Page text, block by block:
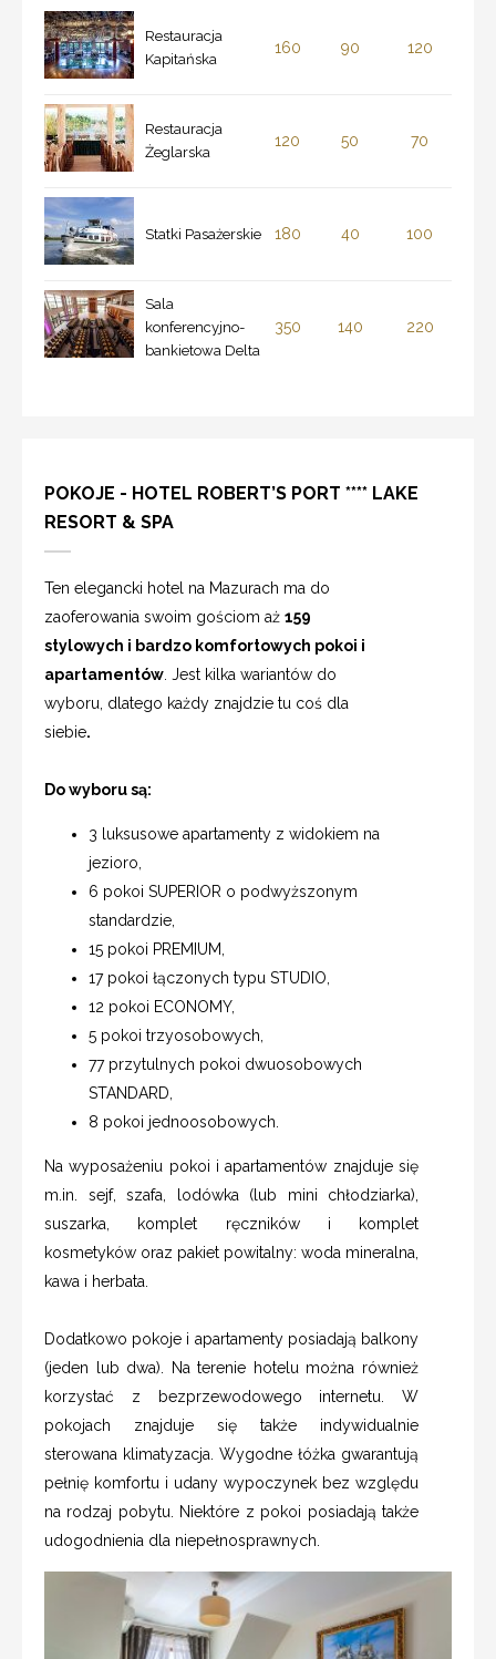
Restauracja
Kapitańska
160 90 120
Restauracja
Żeglarska
120 50 70
Statki Pasażerskie 180 40 100
Sala
konferencyjno-
bankietowa Delta
350 140 220
POKOJE - HOTEL ROBERT’S PORT **** LAKE
RESORT & SPA
Ten elegancki hotel na Mazurach ma do
zaoferowania swoim gościom aż 159
stylowych i bardzo komfortowych pokoi i
apartamentów . Jest kilka wariantów do
wyboru, dlatego każdy znajdzie tu coś dla
siebie.
Do wyboru są:
3 luksusowe apartamenty z widokiem na
jezioro,
6 pokoi SUPERIOR o podwyższonym
standardzie,
15 pokoi PREMIUM,
17 pokoi łączonych typu STUDIO,
12 pokoi ECONOMY,
5 pokoi trzyosobowych,
77 przytulnych pokoi dwuosobowych
STANDARD,
8 pokoi jednoosobowych.
Na wyposażeniu pokoi i apartamentów znajduje się
m.in. sejf, szafa, lodówka (lub mini chłodziarka),
suszarka, komplet ręczników i komplet
kosmetyków oraz pakiet powitalny: woda mineralna,
kawa i herbata.
Dodatkowo pokoje i apartamenty posiadają balkony
(jeden lub dwa). Na terenie hotelu można również
korzystać z bezprzewodowego internetu. W
pokojach znajduje się także indywidualnie
sterowana klimatyzacja. Wygodne łóżka gwarantują
pełnię komfortu i udany wypoczynek bez względu
na rodzaj pobytu. Niektóre z pokoi posiadają także
udogodnienia dla niepełnosprawnych.